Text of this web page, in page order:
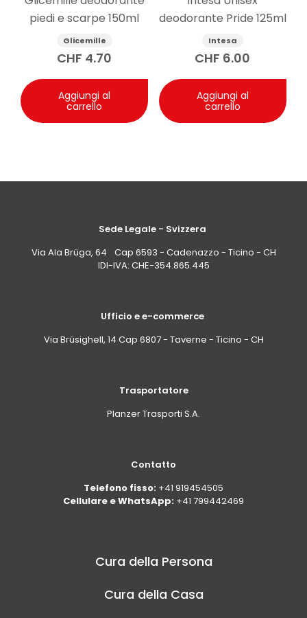
(<0,0001%).
piedi e scarpe 150ml
Glicemille
CHF 4.70
Aggiungi al
carrello
deodorante Pride 125ml
Intesa
CHF 6.00
Aggiungi al
carrello
Sede Legale - Svizzera
Via Ala Brüga, 64 Cap 6593 - Cadenazzo - Ticino - CH
IDI-IVA: CHE-354.865.445
Ufficio e e-commerce
Via Brüsighell, 14 Cap 6807 - Taverne - Ticino - CH
Trasportatore
Planzer Trasporti S.A.
Contatto
Telefono fisso: +41 919454505
Cellulare e WhatsApp: +41 799442469
Cura della Persona
Cura della Casa